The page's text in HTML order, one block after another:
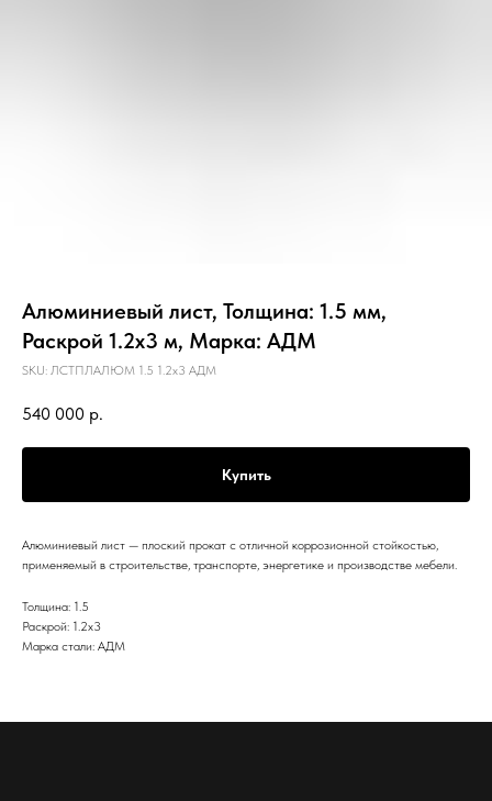
Алюминиевый лист, Толщина: 1.5 мм,
Раскрой 1.2х3 м, Марка: АДМ
SKU: ЛСТПЛАЛЮМ 1.5 1.2х3 АДМ
540 000 р.
Купить
Алюминиевый лист — плоский прокат с отличной коррозионной стойкостью,
применяемый в строительстве, транспорте, энергетике и производстве мебели.
Толщина: 1.5
Раскрой: 1.2х3
Марка стали: АДМ